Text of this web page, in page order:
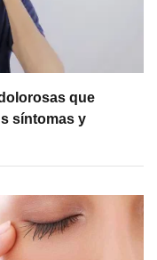
que
síntomas y